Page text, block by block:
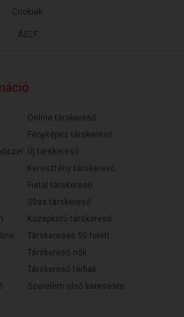
ÁSZF
Cookiek
Online társkereső
Fényképes társkereső
Új társkereső
Keresztény társkereső
Fiatal társkereső
30as társkereső
Középkorú társkereső
Társkeresés 50 felett
Társkereső nők
Társkereső férfiak
Szerelem első keresésre